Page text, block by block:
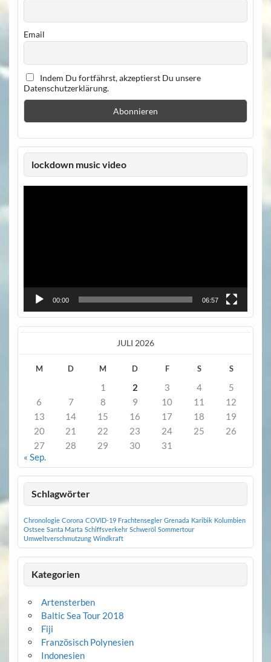
Email
Indem Du fortfährst, akzeptierst Du unsere
Datenschutzerklärung.
lockdown music video
Video-
00:00 06:57
JULI 2026
M D M D F S S
1 2 3 4
5
6
7 8 9 10 11
12
13
14 15 16 17 18
19
20
21 22 23 24 25
26
27
28 29 30
31
« Sep.
Schlagwörter
Chronologie Corona COVID-19 Frachtensegler Grenada Karibik Kolumbien
Ostsee Santa Marta Schiffsverkehr Schweröl Sommertour
Umweltverschmutzung Windkraft
Kategorien
Artensterben
Baltic Sea Tour 2018
Fiji
Französisch Polynesien
Indonesien